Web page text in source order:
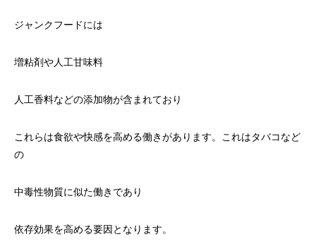
ジャンクフードには
増粘剤や人工甘味料
人工香料などの添加物が含まれており
これらは食欲や快感を高める働きがあります。これはタバコなど
の
中毒性物質に似た働きであり
依存効果を高める要因となります。